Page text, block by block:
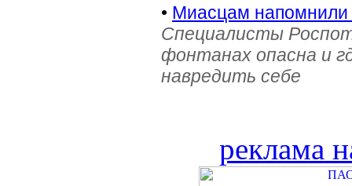
• Миасцам напомнили
Специалисты
фонтанах опасна и
навредить себе
реклама